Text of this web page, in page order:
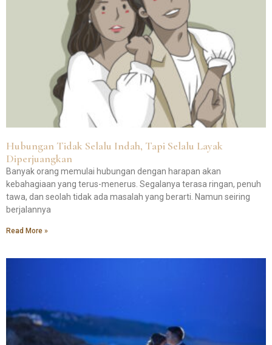
Hubungan Tidak Selalu Indah, Tapi Selalu Layak
Diperjuangkan
Banyak orang memulai hubungan dengan harapan akan
kebahagiaan yang terus-menerus. Segalanya terasa ringan, penuh
tawa, dan seolah tidak ada masalah yang berarti. Namun seiring
berjalannya
Read More »